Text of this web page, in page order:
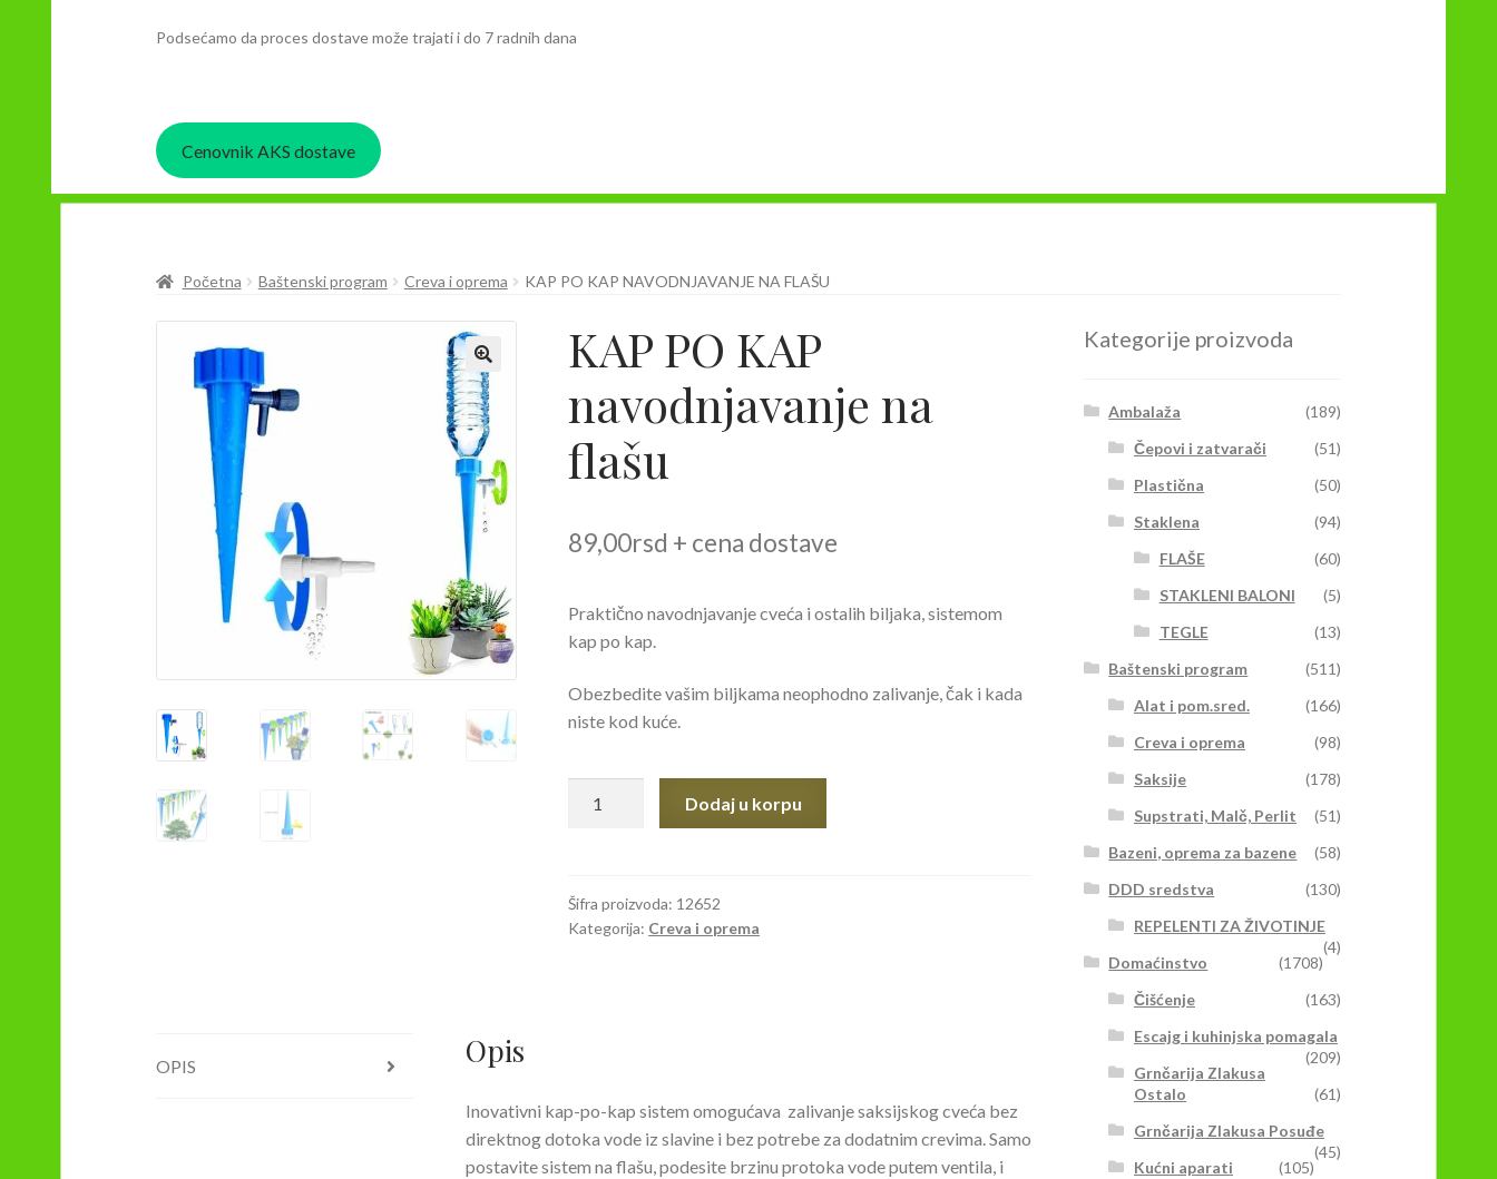
Podsećamo da proces dostave može trajati i do 7 radnih dana
Cenovnik AKS dostave
Početna Baštenski program Creva i oprema KAP PO KAP NAVODNJAVANJE NA FLAŠU
KAP PO KAP
navodnjavanje na
flašu
89,00rsd + cena dostave
Praktično navodnjavanje cveća i ostalih biljaka, sistemom
kap po kap.
Obezbedite vašim biljkama neophodno zalivanje, čak i kada
niste kod kuće.
na
flašu
Dodaj u korpu
Šifra proizvoda: 12652
Kategorija: Creva i oprema
OPIS Opis
Inovativni kap-po-kap sistem omogućava zalivanje saksijskog cveća bez
direktnog dotoka vode iz slavine i bez potrebe za dodatnim crevima. Samo
postavite sistem na flašu, podesite brzinu protoka vode putem ventila, i
Kategorije proizvoda
Ambalaža
(189)
Čepovi i zatvarači
(51)
Plastična
(50)
Staklena
(94)
FLAŠE
(60)
STAKLENI BALONI
(5)
TEGLE
(13)
Baštenski program
(511)
Alat i pom.sred.
(166)
Creva i oprema
(98)
Saksije
(178)
Supstrati, Malč, Perlit
(51)
Bazeni, oprema za bazene
(58)
DDD sredstva
(130)
REPELENTI ZA ŽIVOTINJE
(4)
Domaćinstvo
(1708)
Čišćenje
(163)
Escajg i kuhinjska pomagala
(209)
Grnčarija Zlakusa
Ostalo
(61)
Grnčarija Zlakusa Posuđe
(45)
Kućni aparati
(105)